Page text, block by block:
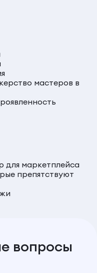
мастеров в
для маркетплейса
препятствуют
вопросы